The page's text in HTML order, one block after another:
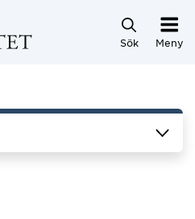
Sök Meny